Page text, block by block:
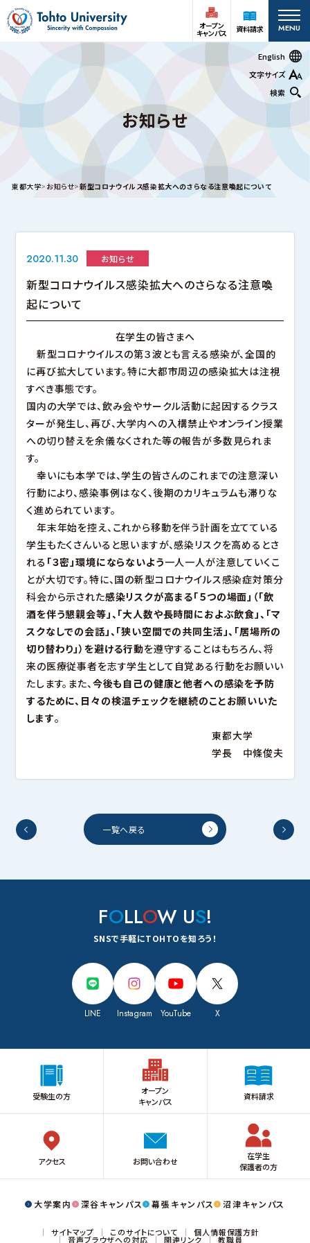
English
文字サイズ
検索
オープン
キャンパス 資料請求
アクセス お問い合わせ
在学生
保護者の方
大学案内
基本情報
情報公開
大学ガイド
キャンパスマップ・アクセス
深谷キャンパス
深谷キャンパスTOP
ヒューマンケア学部 看護学科
管理栄養学部 管理栄養学科
キャンパスライフ
地域貢献・研究活動
幕張キャンパス
幕張キャンパスTOP
幕張ヒューマンケア学部 看護学科
幕張ヒューマンケア学部 理学療法学科
幕張ヒューマンケア学部 臨床工学科
キャンパスライフ
就職
地域貢献・研究活動
図書館
沼津キャンパス
沼津キャンパスTOP
沼津ヒューマンケア学部 看護学科
キャンパスライフ
就職
サイトマップこのサイトについて個人情報保護方針
音声ブラウザへの対応 関連リンク教職員
MENU
東都大学 お知らせ 新型コロナウイルス感染拡大へのさらなる注意喚起について
お知らせ
2020.11.30 お知らせ
新型コロナウイルス感染拡大へのさらなる注意喚
起について
在学生の皆さまへ
新型コロナウイルスの第３波とも言える感染が、全国的
に再び拡大しています。特に大都市周辺の感染拡大は注視
すべき事態です。
国内の大学では、飲み会やサークル活動に起因するクラス
ターが発生し、再び、大学内への入構禁止やオンライン授業
への切り替えを余儀なくされた等の報告が多数見られま
す。
幸いにも本学では、学生の皆さんのこれまでの注意深い
行動により、感染事例はなく、後期のカリキュラムも滞りな
く進められています。
年末年始を控え、これから移動を伴う計画を立てている
学生もたくさんいると思いますが、感染リスクを高めるとさ
れる 「３密」環境にならないよう一人一人が注意していくこ
とが大切です。特に、国の新型コロナウイルス感染症対策分
科会から示された感染リスクが高まる「５つの場面」（「飲
酒を伴う懇親会等」、「大人数や長時間におよぶ飲食」、「マ
スクなしでの会話」、「狭い空間での共同生活」、「居場所の
切り替わり」）を避ける行動を遵守することはもちろん、将
来の医療従事者を志す学生として自覚ある行動をお願いい
たします。また、今後も自己の健康と他者への感染を予防
するために、日々の検温チェックを継続のことお願いいた
します。
東都大学
学長 中條俊夫
一覧へ戻る
FOLLOW US!
SNSで手軽にTOHTOを知ろう！
LINE Instagram YouTube X
大学案内 深谷キャンパス 幕張キャンパス 沼津キャンパス
受験生の方
オープン
キャンパス
資料請求
アクセス お問い合わせ
在学生
保護者の方
サイトマップ このサイトについて 個人情報保護方針
音声ブラウザへの対応 関連リンク 教職員